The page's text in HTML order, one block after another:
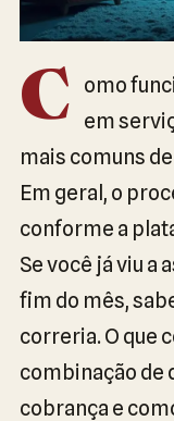
C
omo
em
mais comuns
Em geral, o
conforme a
Se você já viu a
fim do mês,
correria. O que
combinação de
cobrança e